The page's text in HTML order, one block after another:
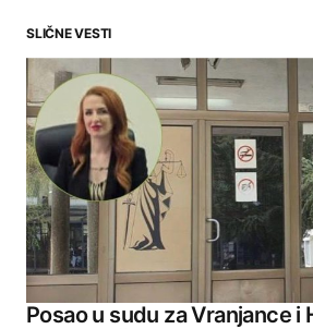
Your email address will not be
Required fields are marked
Comment*
Your Name
SLIČNE VESTI
Posao u sudu za Vranjance i